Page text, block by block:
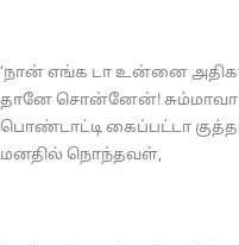
‘நான் எங்க டா உன்னை
தானே சொன்னேன்! சும்மாவா
பொண்டாட்டி கைப்பட்டா
மனதில் நொந்தவள்,